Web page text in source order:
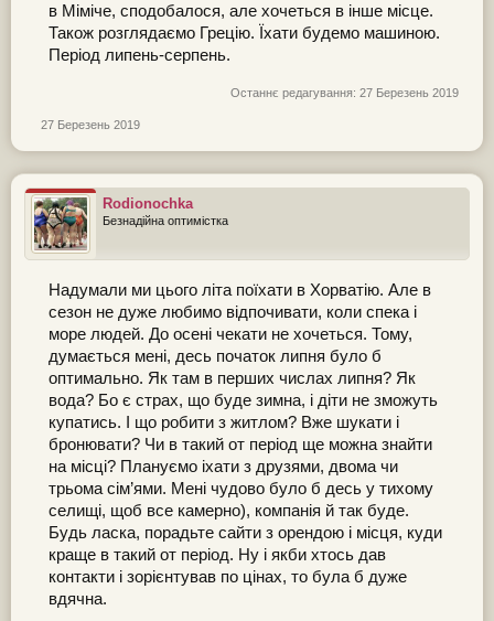
в Міміче, сподобалося, але хочеться в інше місце.
Також розглядаємо Грецію. Їхати будемо машиною.
Період липень-серпень.
Останнє редагування: 27 Березень 2019
27 Березень 2019
Rodionochka
Безнадійна оптимістка
Надумали ми цього літа поїхати в Хорватію. Але в
сезон не дуже любимо відпочивати, коли спека і
море людей. До осені чекати не хочеться. Тому,
думається мені, десь початок липня було б
оптимально. Як там в перших числах липня? Як
вода? Бо є страх, що буде зимна, і діти не зможуть
купатись. І що робити з житлом? Вже шукати і
бронювати? Чи в такий от період ще можна знайти
на місці? Плануємо іхати з друзями, двома чи
трьома сім’ями. Мені чудово було б десь у тихому
селищі, щоб все камерно), компанія й так буде.
Будь ласка, порадьте сайти з орендою і місця, куди
краще в такий от період. Ну і якби хтось дав
контакти і зорієнтував по цінах, то була б дуже
вдячна.